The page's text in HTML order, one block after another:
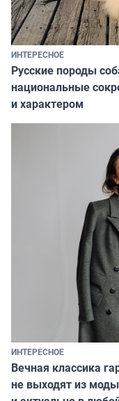
ИНТЕРЕСНОЕ
Русские породы
национальные
и характером
ИНТЕРЕСНОЕ
Вечная классика
не выходят из